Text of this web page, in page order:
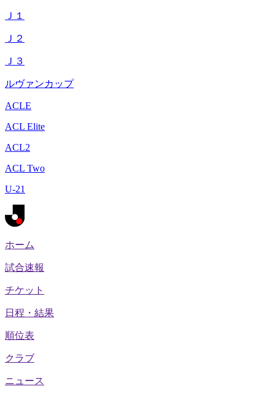
Ｊ１
Ｊ２
Ｊ３
ルヴァンカップ
ACLE
ACL Elite
ACL2
ACL Two
U-21
ホーム
試合速報
チケット
日程・結果
順位表
クラブ
ニュース